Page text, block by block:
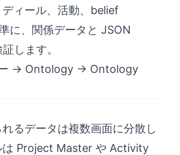
ィール、活動、belief
に、関係データと JSON
します。
→ Ontology → Ontology
るデータは複数画面に分散し
は Project Master や Activity